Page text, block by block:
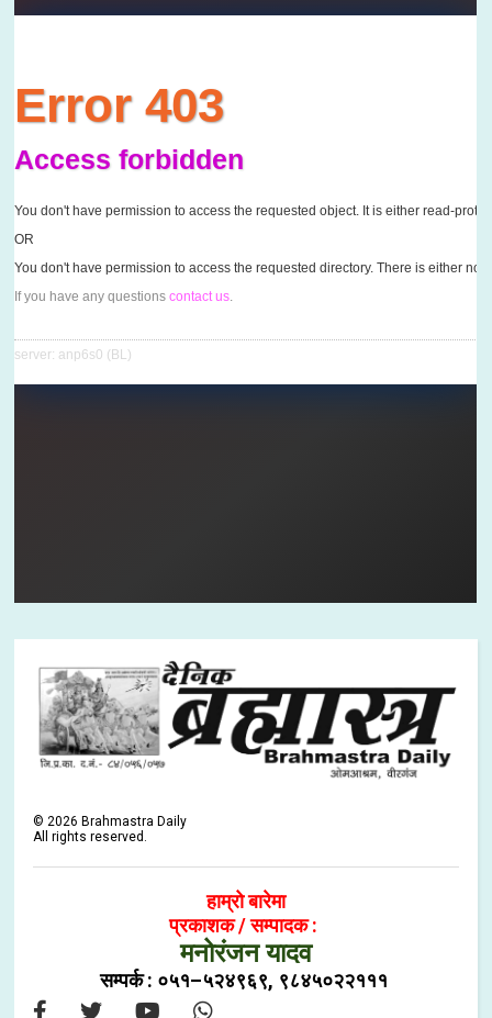
© 2026 Brahmastra Daily
All rights reserved.
हाम्रो बारेमा
प्रकाशक / सम्पादक :
मनोरंजन यादव
सम्पर्क : ०५१–५२४९६९, ९८४५०२२१११